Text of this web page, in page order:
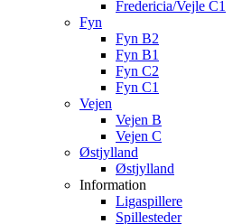
Fredericia/Vejle C1
Fyn
Fyn B2
Fyn B1
Fyn C2
Fyn C1
Vejen
Vejen B
Vejen C
Østjylland
Østjylland
Information
Ligaspillere
Spillesteder